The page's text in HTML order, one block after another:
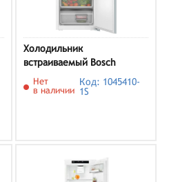
Холодильник
встраиваемый Bosch
KIL82SDD0
Нет
в наличии
Код: 1045410-
1S